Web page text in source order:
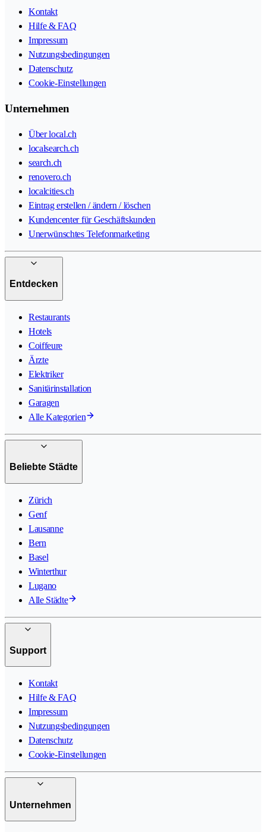
Kontakt
Hilfe & FAQ
Impressum
Nutzungsbedingungen
Datenschutz
Cookie-Einstellungen
Unternehmen
Über local.ch
localsearch.ch
search.ch
renovero.ch
localcities.ch
Eintrag erstellen / ändern / löschen
Kundencenter für Geschäftskunden
Unerwünschtes Telefonmarketing
Entdecken
Restaurants
Hotels
Coiffeure
Ärzte
Elektriker
Sanitärinstallation
Garagen
Alle Kategorien
Beliebte Städte
Zürich
Genf
Lausanne
Bern
Basel
Winterthur
Lugano
Alle Städte
Support
Kontakt
Hilfe & FAQ
Impressum
Nutzungsbedingungen
Datenschutz
Cookie-Einstellungen
Unternehmen